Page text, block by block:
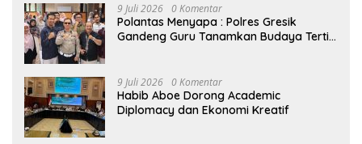
9 Juli 2026 0 Komentar
Polantas Menyapa : Polres Gresik
Gandeng Guru Tanamkan Budaya Tertib
9 Juli 2026 0 Komentar
Habib Aboe Dorong Academic
Diplomacy dan Ekonomi Kreatif